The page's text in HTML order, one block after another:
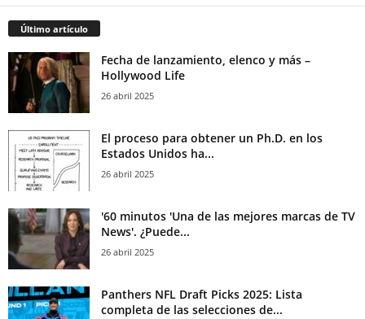
Último artículo
Fecha de lanzamiento, elenco y más –
Hollywood Life
26 abril 2025
El proceso para obtener un Ph.D. en los
Estados Unidos ha...
26 abril 2025
'60 minutos 'Una de las mejores marcas de TV
News'. ¿Puede...
26 abril 2025
Panthers NFL Draft Picks 2025: Lista
completa de las selecciones de...